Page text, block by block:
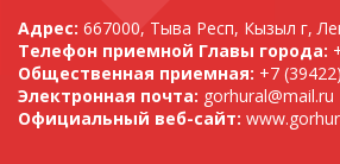
Адрес: 667000, Тыва Респ, Кызыл г,
Телефон приемной Главы города:
Общественная приемная: +7
Электронная почта: gorhural@mail.ru
Официальный веб-сайт: